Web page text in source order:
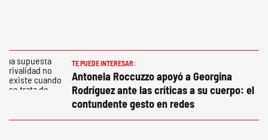
TE PUEDE INTERESAR:
Antonela Roccuzzo apoyó a Georgina
Rodríguez ante las críticas a su cuerpo: el
contundente gesto en redes